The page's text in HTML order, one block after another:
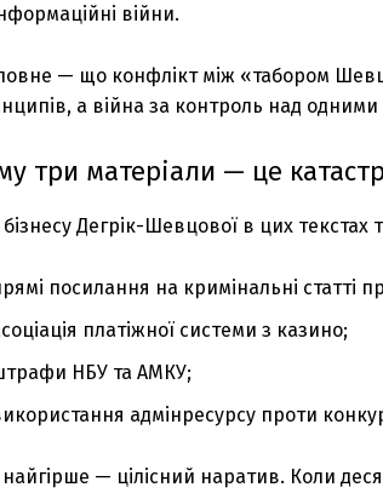
війни.
— що конфлікт між «табором
а війна за контроль над
три матеріали — це
Дегрік-Шевцової в цих текстах
посилання на кримінальні статті
платіжної системи з казино;
НБУ та АМКУ;
адмінресурсу проти
— цілісний наратив. Коли